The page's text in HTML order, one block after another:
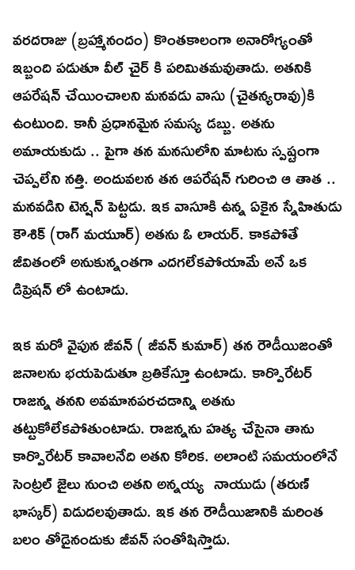
వరదరాజు (బ్రహ్మానందం) కొంతకాలంగా అనారోగ్యంతో
ఇబ్బంది పడుతూ వీల్ చైర్ కి పరిమితమవుతాడు. అతనికి
ఆపరేషన్ చేయించాలని మనవడు వాసు (చైతన్యరావు)కి
ఉంటుంది. కానీ ప్రధానమైన సమస్య డబ్బు. అతను
అమాయకుడు .. పైగా తన మనసులోని మాటను స్పష్టంగా
చెప్పలేని నత్తి. అందువలన తన ఆపరేషన్ గురించి ఆ తాత ..
మనవడిని టెన్షన్ పెట్టడు. ఇక వాసూకి ఉన్న ఏకైన స్నేహితుడు
కౌశిక్ (రాగ్ మయూర్) అతను ఓ లాయర్. కాకపోతే
జీవితంలో అనుకున్నంతగా ఎదగలేకపోయామే అనే ఒక
డిప్రెషన్ లో ఉంటాడు.
ఇక మరో వైపున జీవన్ ( జీవన్ కుమార్) తన రౌడీయిజంతో
జనాలను భయపెడుతూ బ్రతికేస్తూ ఉంటాడు. కార్పొరేటర్
రాజన్న తనని అవమానపరచడాన్ని అతను
తట్టుకోలేకపోతుంటాడు. రాజన్నను హత్య చేసైనా తాను
కార్పొరేటర్ కావాలనేది అతని కోరిక. అలాంటి సమయంలోనే
సెంట్రల్ జైలు నుంచి అతని అన్నయ్య నాయుడు (తరుణ్
భాస్కర్) విడుదలవుతాడు. ఇక తన రౌడీయిజానికి మరింత
బలం తోడైనందుకు జీవన్ సంతోషిస్తాడు.